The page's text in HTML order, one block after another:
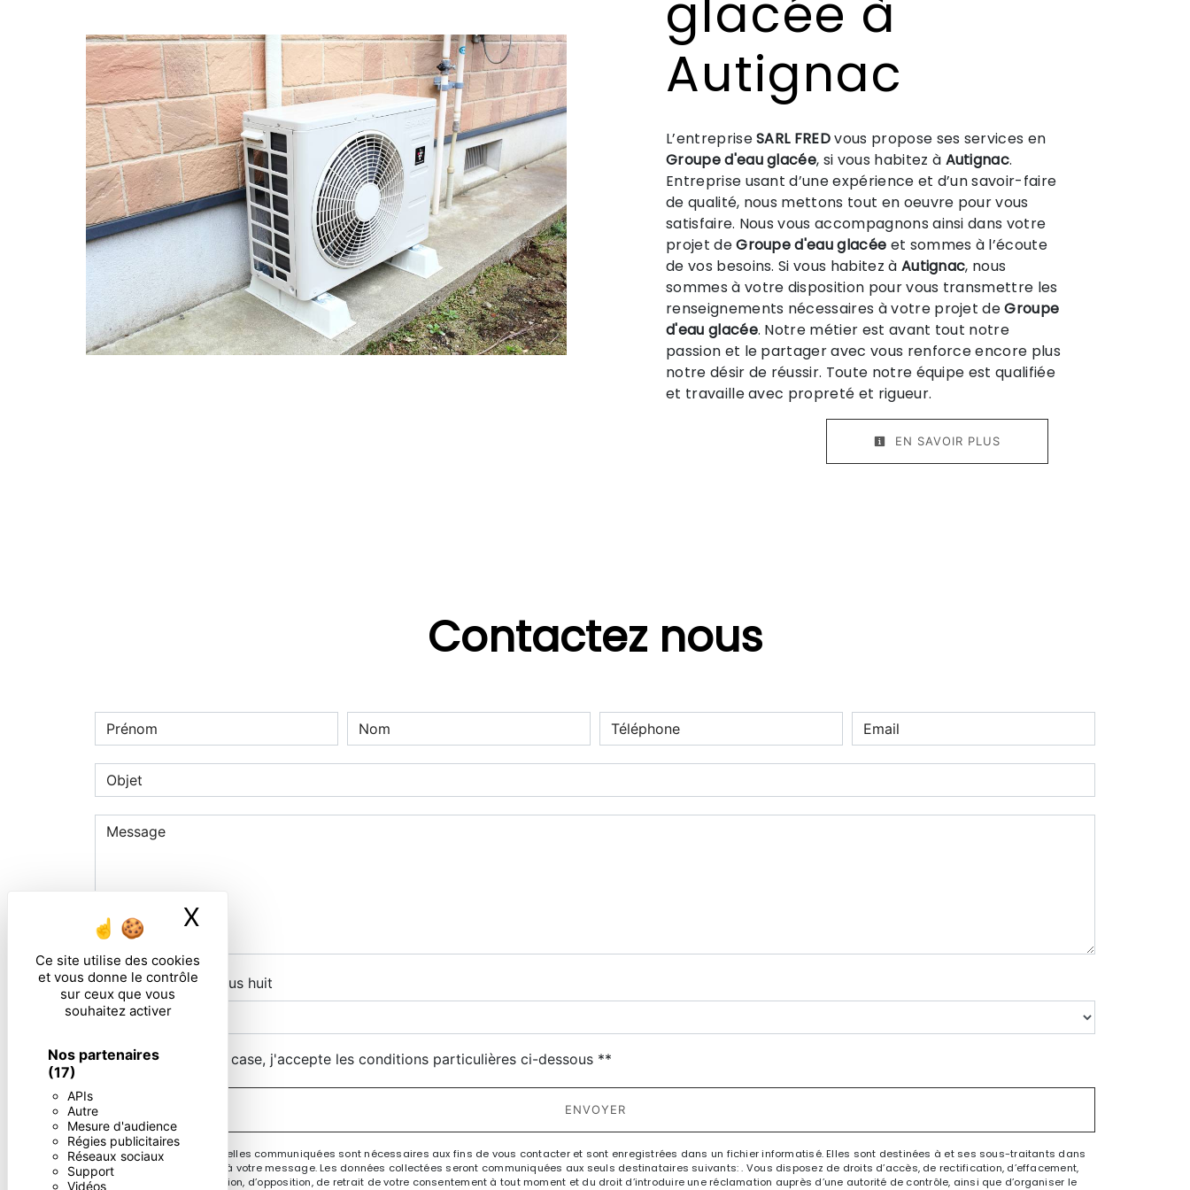
Ce site utilise des cookies
et vous donne le contrôle
sur ceux que vous
souhaitez activer
Nos partenaires
(17)
APIs
Autre
Mesure d'audience
Régies publicitaires
Réseaux sociaux
Support
Vidéos
X
glacée à
Autignac
L’entrepriseSARL FREDvous propose ses services en
Groupe d'eau glacée, si vous habitez à Autignac.
Entreprise usant d’une expérience et d’un savoir-faire
de qualité, nous mettons tout en oeuvre pour vous
satisfaire. Nous vous accompagnons ainsi dans votre
projet deGroupe d'eau glacée et sommes à l’écoute
de vos besoins. Si vous habitez à Autignac, nous
sommes à votre disposition pour vous transmettre les
renseignements nécessaires à votre projet deGroupe
d'eau glacée. Notre métier est avant tout notre
passion et le partager avec vous renforce encore plus
notre désir de réussir. Toute notre équipe est qualifiée
et travaille avec propreté et rigueur.
EN SAVOIR PLUS
Contactez nous
Combien font dix plus huit
En cochant cette case, j'accepte les conditions particulières ci-dessous **
ENVOYER
** Les données personnelles communiquées sont nécessaires aux fins de vous contacter et sont enregistrées dans un fichier informatisé. Elles sont destinées à et ses sous-traitants dans
le seul but de répondre à votre message. Les données collectées seront communiquées aux seuls destinataires suivants: . Vous disposez de droits d’accès, de rectification, d’effacement,
de portabilité, de limitation, d’opposition, de retrait de votre consentement à tout moment et du droit d’introduire une réclamation auprès d’une autorité de contrôle, ainsi que d’organiser le